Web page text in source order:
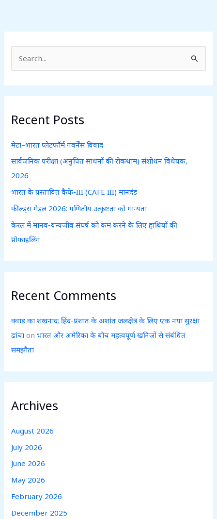
r
h
f
Recent Posts
मेटा–भारत प्लेटफॉर्म गवर्नेंस विवाद
सार्वजनिक परीक्षा (अनुचित साधनों की रोकथाम) संशोधन विधेयक,
2026
भारत के प्रस्तावित कैफे-III (CAFE III) मानदंड
फील्ड्स मेडल 2026: गणितीय उत्कृष्टता को मान्यता
केरल में मानव-वन्यजीव संघर्ष को कम करने के लिए हाथियों की
प्रोफाइलिंग
Recent Comments
क्वाड का शंखनाद: हिंद-प्रशांत के अशांत जलक्षेत्र के लिए एक नया सुरक्षा
ढांचा onभारत और अमेरिका के बीच महत्वपूर्ण खनिजों से संबंधित
समझौता
Archives
August 2026
July 2026
June 2026
May 2026
February 2026
December 2025